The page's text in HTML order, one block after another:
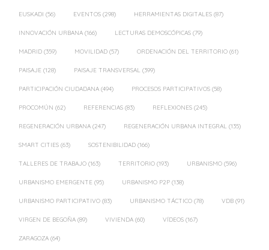
EUSKADI (56) EVENTOS (298) HERRAMIENTAS DIGITALES (87)
INNOVACIÓN URBANA (166) LECTURAS DEMOSCÓPICAS (79)
MADRID (359) MOVILIDAD (57) ORDENACIÓN DEL TERRITORIO (61)
PAISAJE (128) PAISAJE TRANSVERSAL (399)
PARTICIPACIÓN CIUDADANA (494) PROCESOS PARTICIPATIVOS (58)
PROCOMÚN (62) REFERENCIAS (83) REFLEXIONES (245)
REGENERACIÓN URBANA (247) REGENERACIÓN URBANA INTEGRAL (135)
SMART CITIES (63) SOSTENIBILIDAD (166)
TALLERES DE TRABAJO (163) TERRITORIO (193) URBANISMO (596)
URBANISMO EMERGENTE (95) URBANISMO P2P (138)
URBANISMO PARTICIPATIVO (83) URBANISMO TÁCTICO (78) VDB (91)
VIRGEN DE BEGOÑA (89) VIVIENDA (60) VÍDEOS (167)
ZARAGOZA (64)